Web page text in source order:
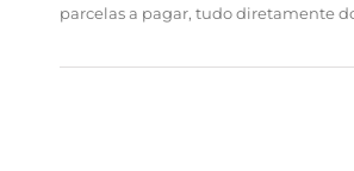
parcelas a pagar, tudo diretamente